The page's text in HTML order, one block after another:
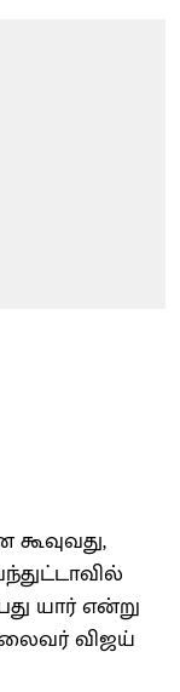
யார் என்று
விஜய்